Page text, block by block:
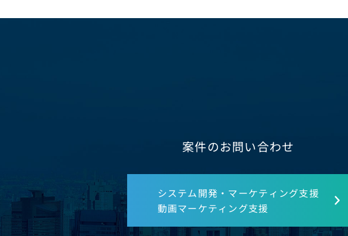
案件のお問い合わせ
システム開発・マーケティング支援
動画マーケティング支援